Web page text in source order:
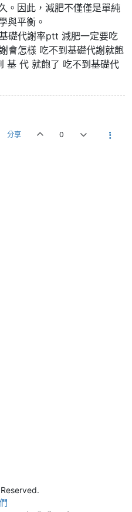
。因此，減肥不僅僅是單純
與平衡。
礎代謝率ptt 減肥一定要吃
會怎樣 吃不到基礎代謝就飽
基 代 就飽了 吃不到基礎代
分享 0